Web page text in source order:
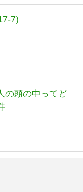
7)
の頭の中ってど